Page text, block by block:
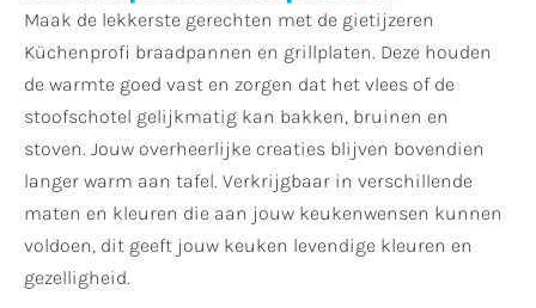
Maak de lekkerste gerechten met de gietijzeren
Küchenprofi braadpannen en grillplaten. Deze houden
de warmte goed vast en zorgen dat het vlees of de
stoofschotel gelijkmatig kan bakken, bruinen en
stoven. Jouw overheerlijke creaties blijven bovendien
langer warm aan tafel. Verkrijgbaar in verschillende
maten en kleuren die aan jouw keukenwensen kunnen
voldoen, dit geeft jouw keuken levendige kleuren en
gezelligheid.